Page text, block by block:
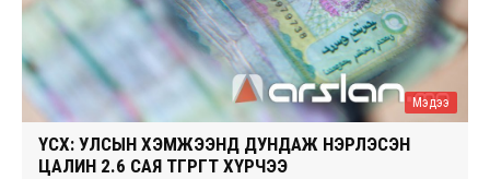
Мэдээ
ҮСХ: УЛСЫН ХЭМЖЭЭНД ДУНДАЖ НЭРЛЭСЭН
ЦАЛИН 2.6 САЯ ТӨГРӨГТ ХҮРЧЭЭ